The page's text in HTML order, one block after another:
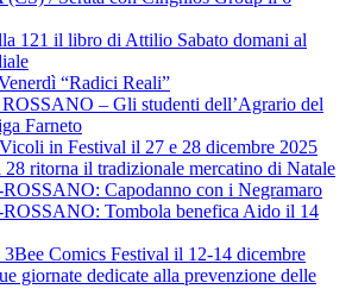
121 il libro di Attilio Sabato domani al
“Radici Reali”
– Gli studenti dell’Agrario del
Farneto
in Festival il 27 e 28 dicembre 2025
ritorna il tradizionale mercatino di Natale
Capodanno con i Negramaro
Tombola benefica Aido il 14
Comics Festival il 12-14 dicembre
giornate dedicate alla prevenzione delle